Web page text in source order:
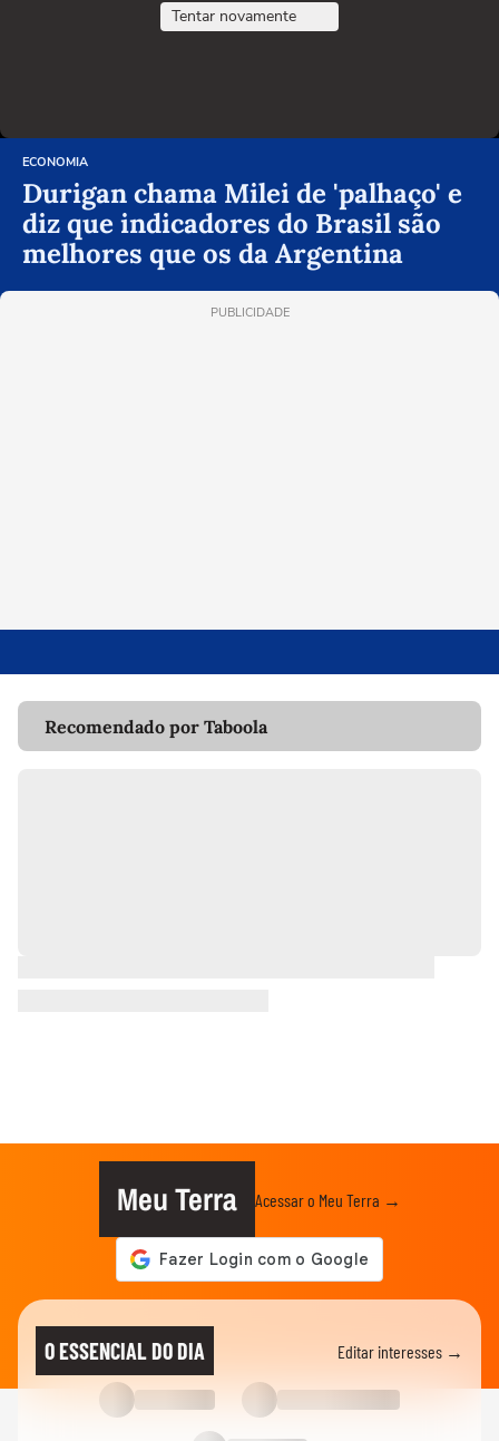
Tentar novamente
ECONOMIA
Durigan chama Milei de 'palhaço' e
diz que indicadores do Brasil são
melhores que os da Argentina
PUBLICIDADE
Recomendado por Taboola
Meu Terra Acessar o Meu Terra →
O ESSENCIAL DO DIA Editar interesses →